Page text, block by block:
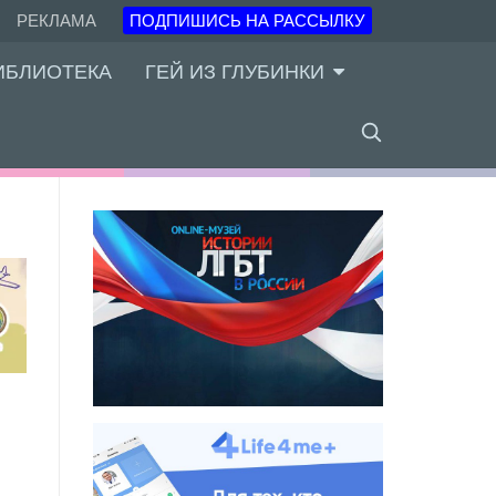
РЕКЛАМА ПОДПИШИСЬ НА РАССЫЛКУ
ГЕЙ ИЗ ГЛУБИНКИ